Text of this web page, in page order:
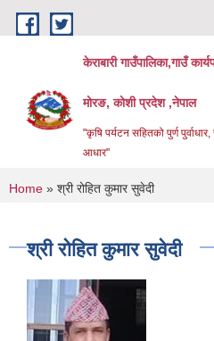
Skip to main content
केराबारी गाउँपालिका,गाउँ
मोरङ, कोशी प्रदेश ,नेपाल
"कृषि पर्यटन सहितको पुर्ण पुर्वाधार,
आधार"
You are here
Home » श्री रोहित कुमार सुवेदी
श्री रोहित कुमार सुवेदी